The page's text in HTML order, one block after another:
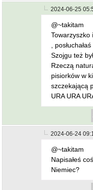
2024-06-25
@~takitam
,
Szojgu też
Rzeczą
pisiorków w
szczekającą
URA URA
2024-06-24
@~takitam
Napisałeś
Niemiec?